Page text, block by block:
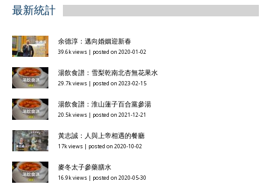
最新統計
余德淳：邁向婚姻迎新春
39.6k views | posted on 2020-01-02
湯飲食譜：雪梨乾南北杏無花果水
29.7k views | posted on 2023-02-15
湯飲食譜：淮山蓮子百合黨參湯
20.5k views | posted on 2021-12-21
黃志誠：人與上帝相遇的餐廳
17k views | posted on 2020-10-02
麥冬太子參藥膳水
16.9k views | posted on 2020-05-30